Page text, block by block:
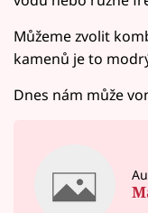
Můžeme zvolit
kamenů je to
Dnes nám může